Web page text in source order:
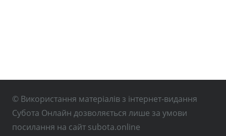
© Використання матеріалів з інтернет-видання
Субота Онлайн дозволяється лише за умови
посилання на сайт subota.online